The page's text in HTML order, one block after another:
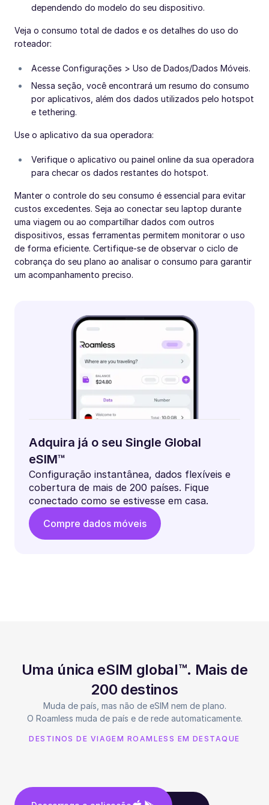
dependendo do modelo do seu dispositivo.
Veja o consumo total de dados e os detalhes do uso do
roteador:
Acesse Configurações > Uso de Dados/Dados Móveis.
Nessa seção, você encontrará um resumo do consumo
por aplicativos, além dos dados utilizados pelo hotspot
e tethering.
Use o aplicativo da sua operadora:
Verifique o aplicativo ou painel online da sua operadora
para checar os dados restantes do hotspot.
Manter o controle do seu consumo é essencial para evitar
custos excedentes. Seja ao conectar seu laptop durante
uma viagem ou ao compartilhar dados com outros
dispositivos, essas ferramentas permitem monitorar o uso
de forma eficiente. Certifique-se de observar o ciclo de
cobrança do seu plano ao analisar o consumo para garantir
um acompanhamento preciso.
Adquira já o seu Single Global
eSIM™
Configuração instantânea, dados flexíveis e
cobertura de mais de 200 países. Fique
conectado como se estivesse em casa.
Compre dados móveis
Uma única eSIM global™. Mais de
200 destinos
Muda de país, mas não de eSIM nem de plano.
O Roamless muda de país e de rede automaticamente.
DESTINOS DE VIAGEM ROAMLESS EM DESTAQUE